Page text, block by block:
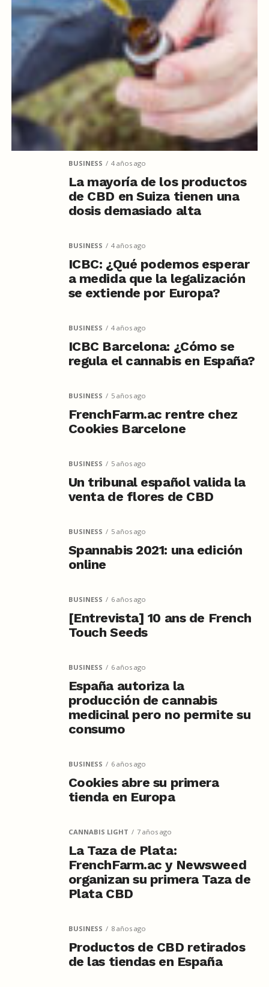
BUSINESS 4 años ago
La mayoría de los productos
de CBD en Suiza tienen una
dosis demasiado alta
BUSINESS 4 años ago
ICBC: ¿Qué podemos esperar
a medida que la legalización
se extiende por Europa?
BUSINESS 4 años ago
ICBC Barcelona: ¿Cómo se
regula el cannabis en España?
BUSINESS 5 años ago
FrenchFarm.ac rentre chez
Cookies Barcelone
BUSINESS 5 años ago
Un tribunal español valida la
venta de flores de CBD
BUSINESS 5 años ago
Spannabis 2021: una edición
online
BUSINESS 6 años ago
[Entrevista] 10 ans de French
Touch Seeds
BUSINESS 6 años ago
España autoriza la
producción de cannabis
medicinal pero no permite su
consumo
BUSINESS 6 años ago
Cookies abre su primera
tienda en Europa
CANNABIS LIGHT 7 años ago
La Taza de Plata:
FrenchFarm.ac y Newsweed
organizan su primera Taza de
Plata CBD
BUSINESS 8 años ago
Productos de CBD retirados
de las tiendas en España